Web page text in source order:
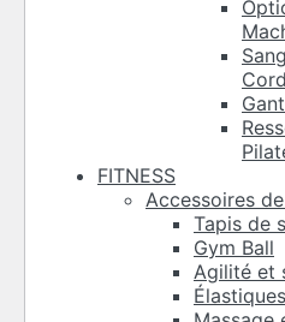
FITNESS
Accessoires
Tapis de
Gym Ball
Agilité et